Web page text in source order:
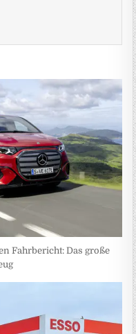
Fahrbericht: Das große